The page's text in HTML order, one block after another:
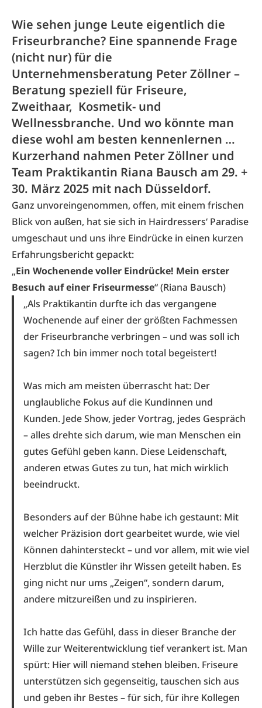
Wie sehen junge Leute eigentlich die
Friseurbranche? Eine spannende Frage
(nicht nur) für die
Unternehmensberatung Peter Zöllner –
Beratung speziell für Friseure,
Zweithaar, Kosmetik- und
Wellnessbranche. Und wo könnte man
diese wohl am besten kennenlernen …
Kurzerhand nahmen Peter Zöllner und
Team Praktikantin Riana Bausch am 29. +
30. März 2025 mit nach Düsseldorf.
Ganz unvoreingenommen, offen, mit einem frischen
Blick von außen, hat sie sich in Hairdressers‘ Paradise
umgeschaut und uns ihre Eindrücke in einen kurzen
Erfahrungsbericht gepackt:
„Ein Wochenende voller Eindrücke! Mein erster
Besuch auf einer Friseurmesse“ (Riana Bausch)
„Als Praktikantin durfte ich das vergangene
Wochenende auf einer der größten Fachmessen
der Friseurbranche verbringen – und was soll ich
sagen? Ich bin immer noch total begeistert!
Was mich am meisten überrascht hat: Der
unglaubliche Fokus auf die Kundinnen und
Kunden. Jede Show, jeder Vortrag, jedes Gespräch
– alles drehte sich darum, wie man Menschen ein
gutes Gefühl geben kann. Diese Leidenschaft,
anderen etwas Gutes zu tun, hat mich wirklich
beeindruckt.
Besonders auf der Bühne habe ich gestaunt: Mit
welcher Präzision dort gearbeitet wurde, wie viel
Können dahintersteckt – und vor allem, mit wie viel
Herzblut die Künstler ihr Wissen geteilt haben. Es
ging nicht nur ums „Zeigen“, sondern darum,
andere mitzureißen und zu inspirieren.
Ich hatte das Gefühl, dass in dieser Branche der
Wille zur Weiterentwicklung tief verankert ist. Man
spürt: Hier will niemand stehen bleiben. Friseure
unterstützen sich gegenseitig, tauschen sich aus
und geben ihr Bestes – für sich, für ihre Kollegen